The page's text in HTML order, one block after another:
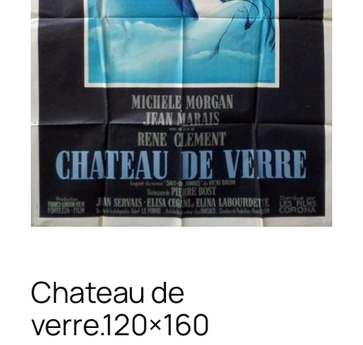
Chateau de
verre.120×160